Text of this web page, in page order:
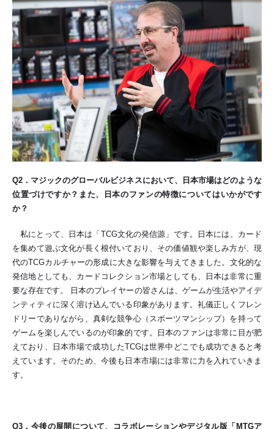
Q2 ．マジックのグローバルビジネスにおいて、日本市場はどのような
位置づけですか？また、日本のファンの特徴についてはいかがです
か？
私にとって、日本は「TCG文化の発信源」です。日本には、カード
を集めて遊ぶ文化が長く根付いており、その価値観や楽しみ方が、現
代のTCGカルチャーの形成に大きな影響を与えてきました。文化的な
発信地としても、カードコレクション市場としても、日本は非常に重
要な存在です。 日本のプレイヤーの皆さんは、ゲームが生活やアイデ
ンティティに深く溶け込んでいる印象があります。礼儀正しくフレン
ドリーでありながら、真剣な競争心（スポーツマンシップ）を持って
ゲームを楽しんでいるのが印象的です。日本のファンは非常に目が肥
えており、日本市場で成功したTCGは世界中どこでも成功できると考
えています。そのため、今後も日本市場には非常に力を入れていきま
す。
Q3 ．今後の展開について、コラボレーションやデジタル版「MTGア